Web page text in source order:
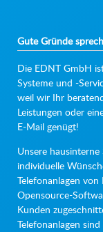
Gute Gründe
Die EDNT GmbH
Systeme und -
weil wir Ihr
Leistungen oder
E-Mail genügt!
Unsere
individuelle
Telefonanlagen
Opensource-
Kunden
Telefonanlagen